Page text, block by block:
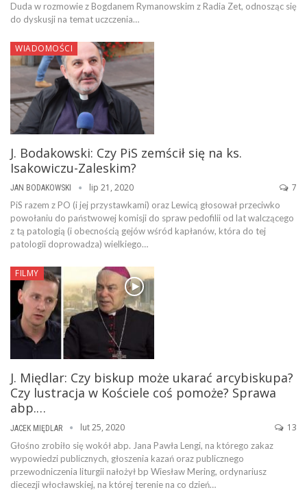
Duda w rozmowie z Bogdanem Rymanowskim z Radia Zet, odnosząc się
do dyskusji na temat uczczenia…
WIADOMOŚCI
J. Bodakowski: Czy PiS zemścił się na ks.
Isakowiczu-Zaleskim?
JAN BODAKOWSKI lip 21, 2020 7
PiS razem z PO (i jej przystawkami) oraz Lewicą głosował przeciwko
powołaniu do państwowej komisji do spraw pedofilii od lat walczącego
z tą patologią (i obecnością gejów wśród kapłanów, która do tej
patologii doprowadza) wielkiego…
FILMY
J. Międlar: Czy biskup może ukarać arcybiskupa?
Czy lustracja w Kościele coś pomoże? Sprawa
abp.…
JACEK MIĘDLAR lut 25, 2020 13
Głośno zrobiło się wokół abp. Jana Pawła Lengi, na którego zakaz
wypowiedzi publicznych, głoszenia kazań oraz publicznego
przewodniczenia liturgii nałożył bp Wiesław Mering, ordynariusz
diecezji włocławskiej, na której terenie na co dzień…